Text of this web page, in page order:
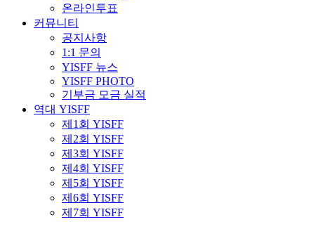
온라인투표
커뮤니티
공지사항
1:1 문의
YISFF 뉴스
YISFF PHOTO
기부금 모금 실적
역대 YISFF
제1회 YISFF
제2회 YISFF
제3회 YISFF
제4회 YISFF
제5회 YISFF
제6회 YISFF
제7회 YISFF